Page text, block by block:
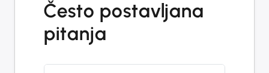
Često postavljana
pitanja